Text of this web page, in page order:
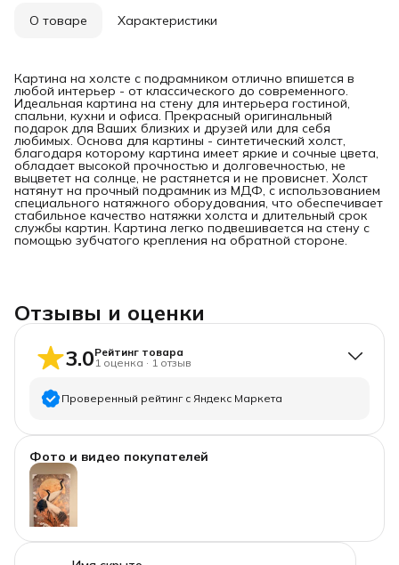
О товаре Характеристики
Картина на холсте с подрамником отлично впишется в
любой интерьер - от классического до современного.
Идеальная картина на стену для интерьера гостиной,
спальни, кухни и офиса. Прекрасный оригинальный
подарок для Ваших близких и друзей или для себя
любимых. Основа для картины - синтетический холст,
благодаря которому картина имеет яркие и сочные цвета,
обладает высокой прочностью и долговечностью, не
выцветет на солнце, не растянется и не провиснет. Холст
натянут на прочный подрамник из МДФ, с использованием
специального натяжного оборудования, что обеспечивает
стабильное качество натяжки холста и длительный срок
службы картин. Картина легко подвешивается на стену с
помощью зубчатого крепления на обратной стороне.
Отзывы и оценки
3.0Рейтинг товара
1 оценка · 1 отзыв
Проверенный рейтинг с Яндекс Маркета
5 звёзд
0
4 звезды
3 звезды
2 звезды
Фото и видео покупателей